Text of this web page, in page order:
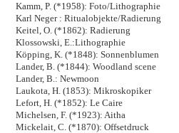
Kamm, P. (*1958): Foto/Lithographie
Karl Neger : Ritualobjekte/Radierung
Keitel, O. (*1862): Radierung
Klossowski, E.:Lithographie
Köpping, K. (*1848): Sonnenblumen
Lander, B. (*1844): Woodland scene
Lander, B.: Newmoon
Laukota, H. (1853): Mikroskopiker
Lefort, H. (*1852): Le Caire
Michelsen, F. (*1923): Aitha
Mickelait, C. (*1870): Offsetdruck